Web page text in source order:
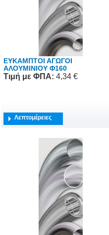
ΕΥΚΑΜΠΤΟΙ ΑΓΩΓΟΙ
ΑΛΟΥΜΙΝΙΟΥ Φ160
Τιμή με ΦΠΑ: 4,34 €
Λεπτομέρειες